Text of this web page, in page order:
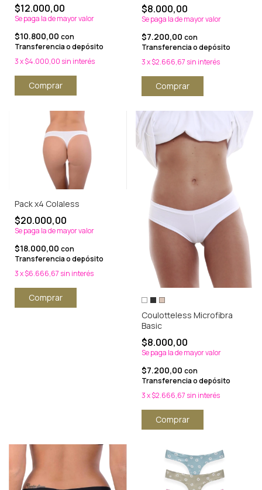
$12.000,00
Se paga la de mayor valor
$10.800,00 con
Transferencia o depósito
3x$4.000,00 sin interés
Comprar
$8.000,00
Se paga la de mayor valor
$7.200,00 con
Transferencia o depósito
3x$2.666,67 sin interés
Comprar
Pack x4 Colaless
$20.000,00
Se paga la de mayor valor
$18.000,00 con
Transferencia o depósito
3x$6.666,67 sin interés
Comprar
Coulotteless Microfibra
Basic
$8.000,00
Se paga la de mayor valor
$7.200,00 con
Transferencia o depósito
3x$2.666,67 sin interés
Comprar